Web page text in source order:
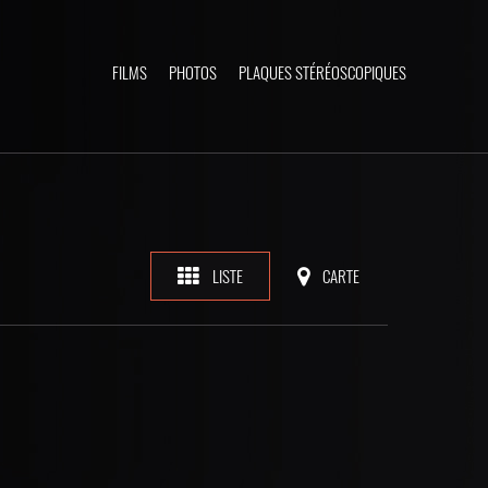
FILMS PHOTOS PLAQUES STÉRÉOSCOPIQUES
LISTE CARTE